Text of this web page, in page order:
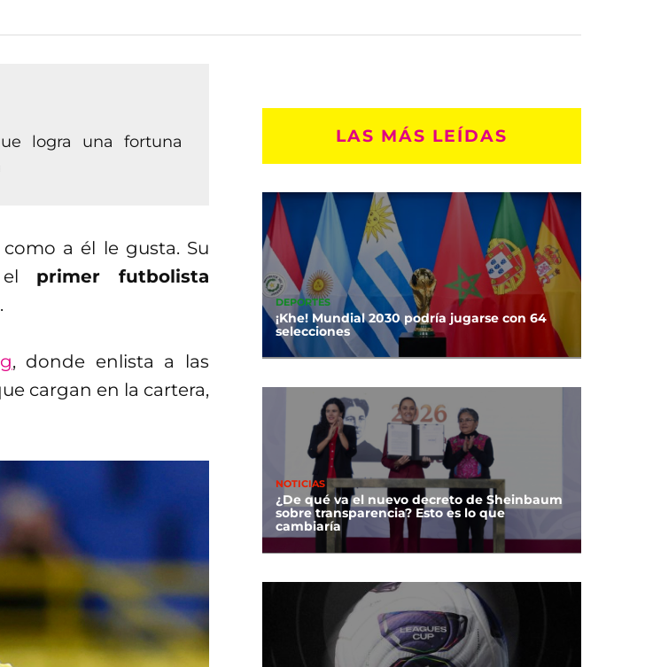
logra una fortuna
a él le gusta. Su
el primer futbolista
, donde enlista a las
cargan en la cartera,
LAS MÁS LEÍDAS
DEPORTES
¡Khe! Mundial 2030 podría jugarse con 64
selecciones
NOTICIAS
¿De qué va el nuevo decreto de Sheinbaum
sobre transparencia? Esto es lo que
cambiaría